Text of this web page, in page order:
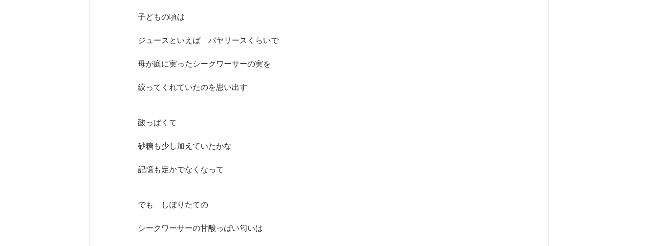
子どもの頃は
ジュースといえば　バヤリースくらいで
母が庭に実ったシークワーサーの実を
絞ってくれていたのを思い出す
酸っぱくて
砂糖も少し加えていたかな
記憶も定かでなくなって
でも　しぼりたての
シークワーサーの甘酸っぱい匂いは